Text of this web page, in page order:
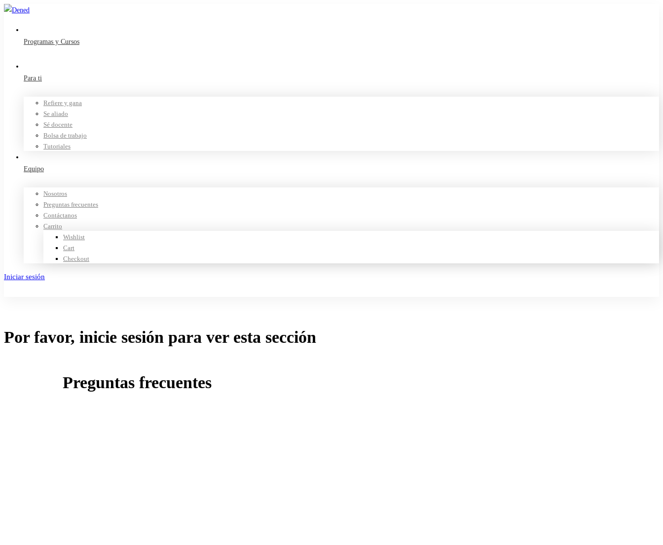
Programas y Cursos
Para ti
Refiere y gana
Se aliado
Sé docente
Bolsa de trabajo
Tutoriales
Equipo
Nosotros
Preguntas frecuentes
Contáctanos
Carrito
Wishlist
Cart
Checkout
Iniciar sesión
Por favor, inicie sesión para ver esta sección
Preguntas frecuentes